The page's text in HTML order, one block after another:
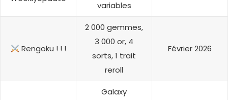
variables
Rengoku ! ! !
2 000 gemmes,
3 000 or, 4
sorts, 1 trait
reroll
Février 2026
Galaxy